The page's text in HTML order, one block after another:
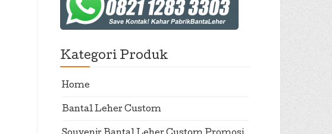
Kategori Produk
Home
Bantal Leher Custom